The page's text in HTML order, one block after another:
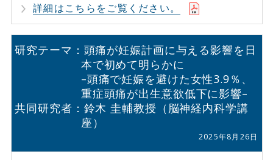
詳細はこちらをご覧ください。
研究テーマ：頭痛が妊娠計画に与える影響を日
本で初めて明らかに
–頭痛で妊娠を避けた女性3.9％、
重症頭痛が出生意欲低下に影響–
共同研究者：鈴木 圭輔教授（脳神経内科学講
座）
2025年8月26日